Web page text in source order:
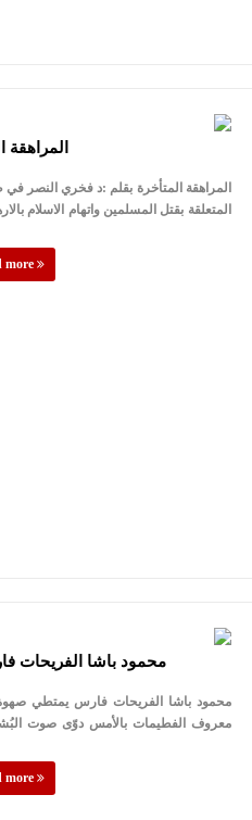
المراهقة
المراهقة المتأخرة بقلم :د فخري النصر في
المتعلقة بقتل المسلمين واتهام الاسلام
more
محمود باشا الفريحات
محمود باشا الفريحات فارس يمتطي صهوة
معروف الفطيمات بالأمس دوّى صوت
more